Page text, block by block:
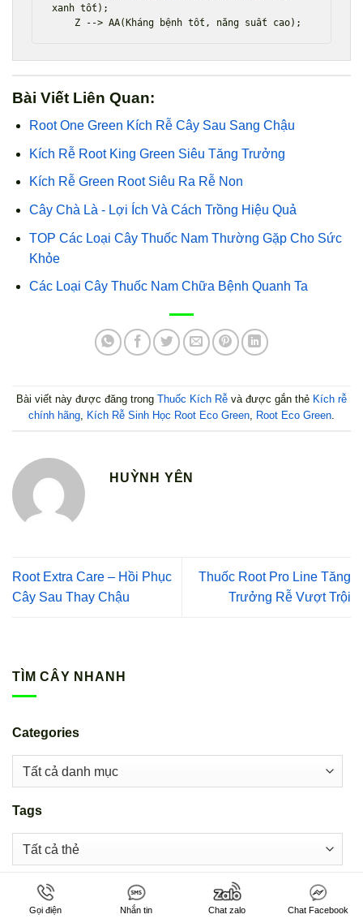
xanh tốt);
Bài Viết Liên Quan:
Root One Green Kích Rễ Cây Sau Sang Chậu
Kích Rễ Root King Green Siêu Tăng Trưởng
Kích Rễ Green Root Siêu Ra Rễ Non
Cây Chà Là - Lợi Ích Và Cách Trồng Hiệu Quả
TOP Các Loại Cây Thuốc Nam Thường Gặp Cho Sức
Khỏe
Các Loại Cây Thuốc Nam Chữa Bệnh Quanh Ta
Bài viết này được đăng trong Thuốc Kích Rễ và được gắn thẻ Kích rễ
chính hãng, Kích Rễ Sinh Học Root Eco Green, Root Eco Green.
HUỲNH YÊN
Root Extra Care – Hồi Phục
Cây Sau Thay Chậu
Thuốc Root Pro Line Tăng
Trưởng Rễ Vượt Trội
TÌM CÂY NHANH
Categories
Tags
Gọi điện Nhắn tin Chat zalo Chat Facebook